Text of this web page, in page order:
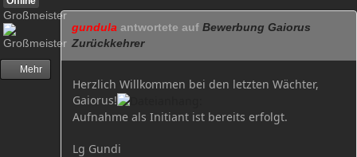
Großmeister
Mehr
gundula antwortete aufBewerbung Gaiorus
Zurückkehrer
Herzlich Willkommen bei den letzten Wächter,
Gaiorus!
Aufnahme als Initiant ist bereits erfolgt.
Lg Gundi